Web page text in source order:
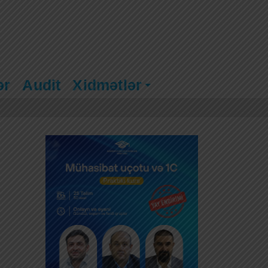
Audit Xidmətlər